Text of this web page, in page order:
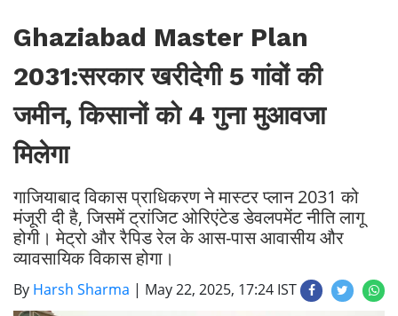
Ghaziabad Master Plan
2031:सरकार खरीदेगी 5 गांवों की
जमीन, किसानों को 4 गुना मुआवजा
मिलेगा
गाजियाबाद विकास प्राधिकरण ने मास्टर प्लान 2031 को
मंजूरी दी है, जिसमें ट्रांजिट ओरिएंटेड डेवलपमेंट नीति लागू
होगी। मेट्रो और रैपिड रेल के आस-पास आवासीय और
व्यावसायिक विकास होगा।
By Harsh Sharma | May 22, 2025, 17:24 IST